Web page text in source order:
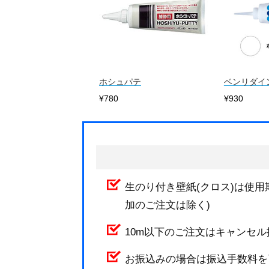
ホシュパテ
¥780
ベンリダイ
¥930
生のり付き壁紙(クロス)は使
加のご注文は除く)
10m以下のご注文はキャンセ
お振込みの場合は振込手数料